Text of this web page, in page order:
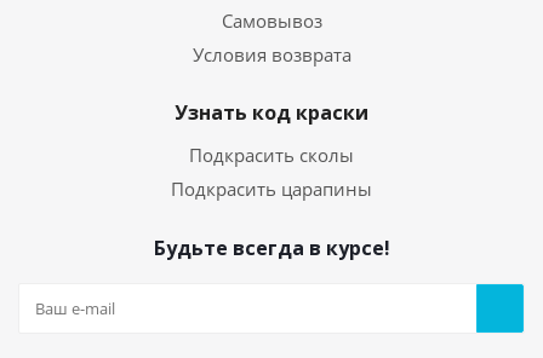
Самовывоз
Условия возврата
Узнать код краски
Подкрасить сколы
Подкрасить царапины
Будьте всегда в курсе!